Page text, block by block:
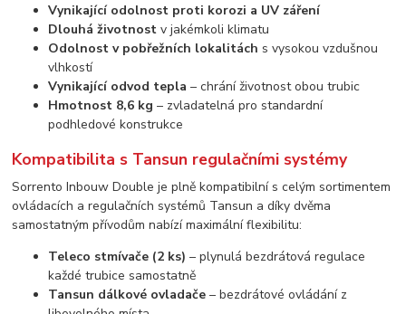
Vynikající odolnost proti korozi a UV záření
Dlouhá životnost v jakémkoli klimatu
Odolnost v pobřežních lokalitách s vysokou vzdušnou
vlhkostí
Vynikající odvod tepla – chrání životnost obou trubic
Hmotnost 8,6 kg – zvladatelná pro standardní
podhledové konstrukce
Kompatibilita s Tansun regulačními systémy
Sorrento Inbouw Double je plně kompatibilní s celým sortimentem
ovládacích a regulačních systémů Tansun a díky dvěma
samostatným přívodům nabízí maximální flexibilitu:
Teleco stmívače (2 ks) – plynulá bezdrátová regulace
každé trubice samostatně
Tansun dálkové ovladače – bezdrátové ovládání z